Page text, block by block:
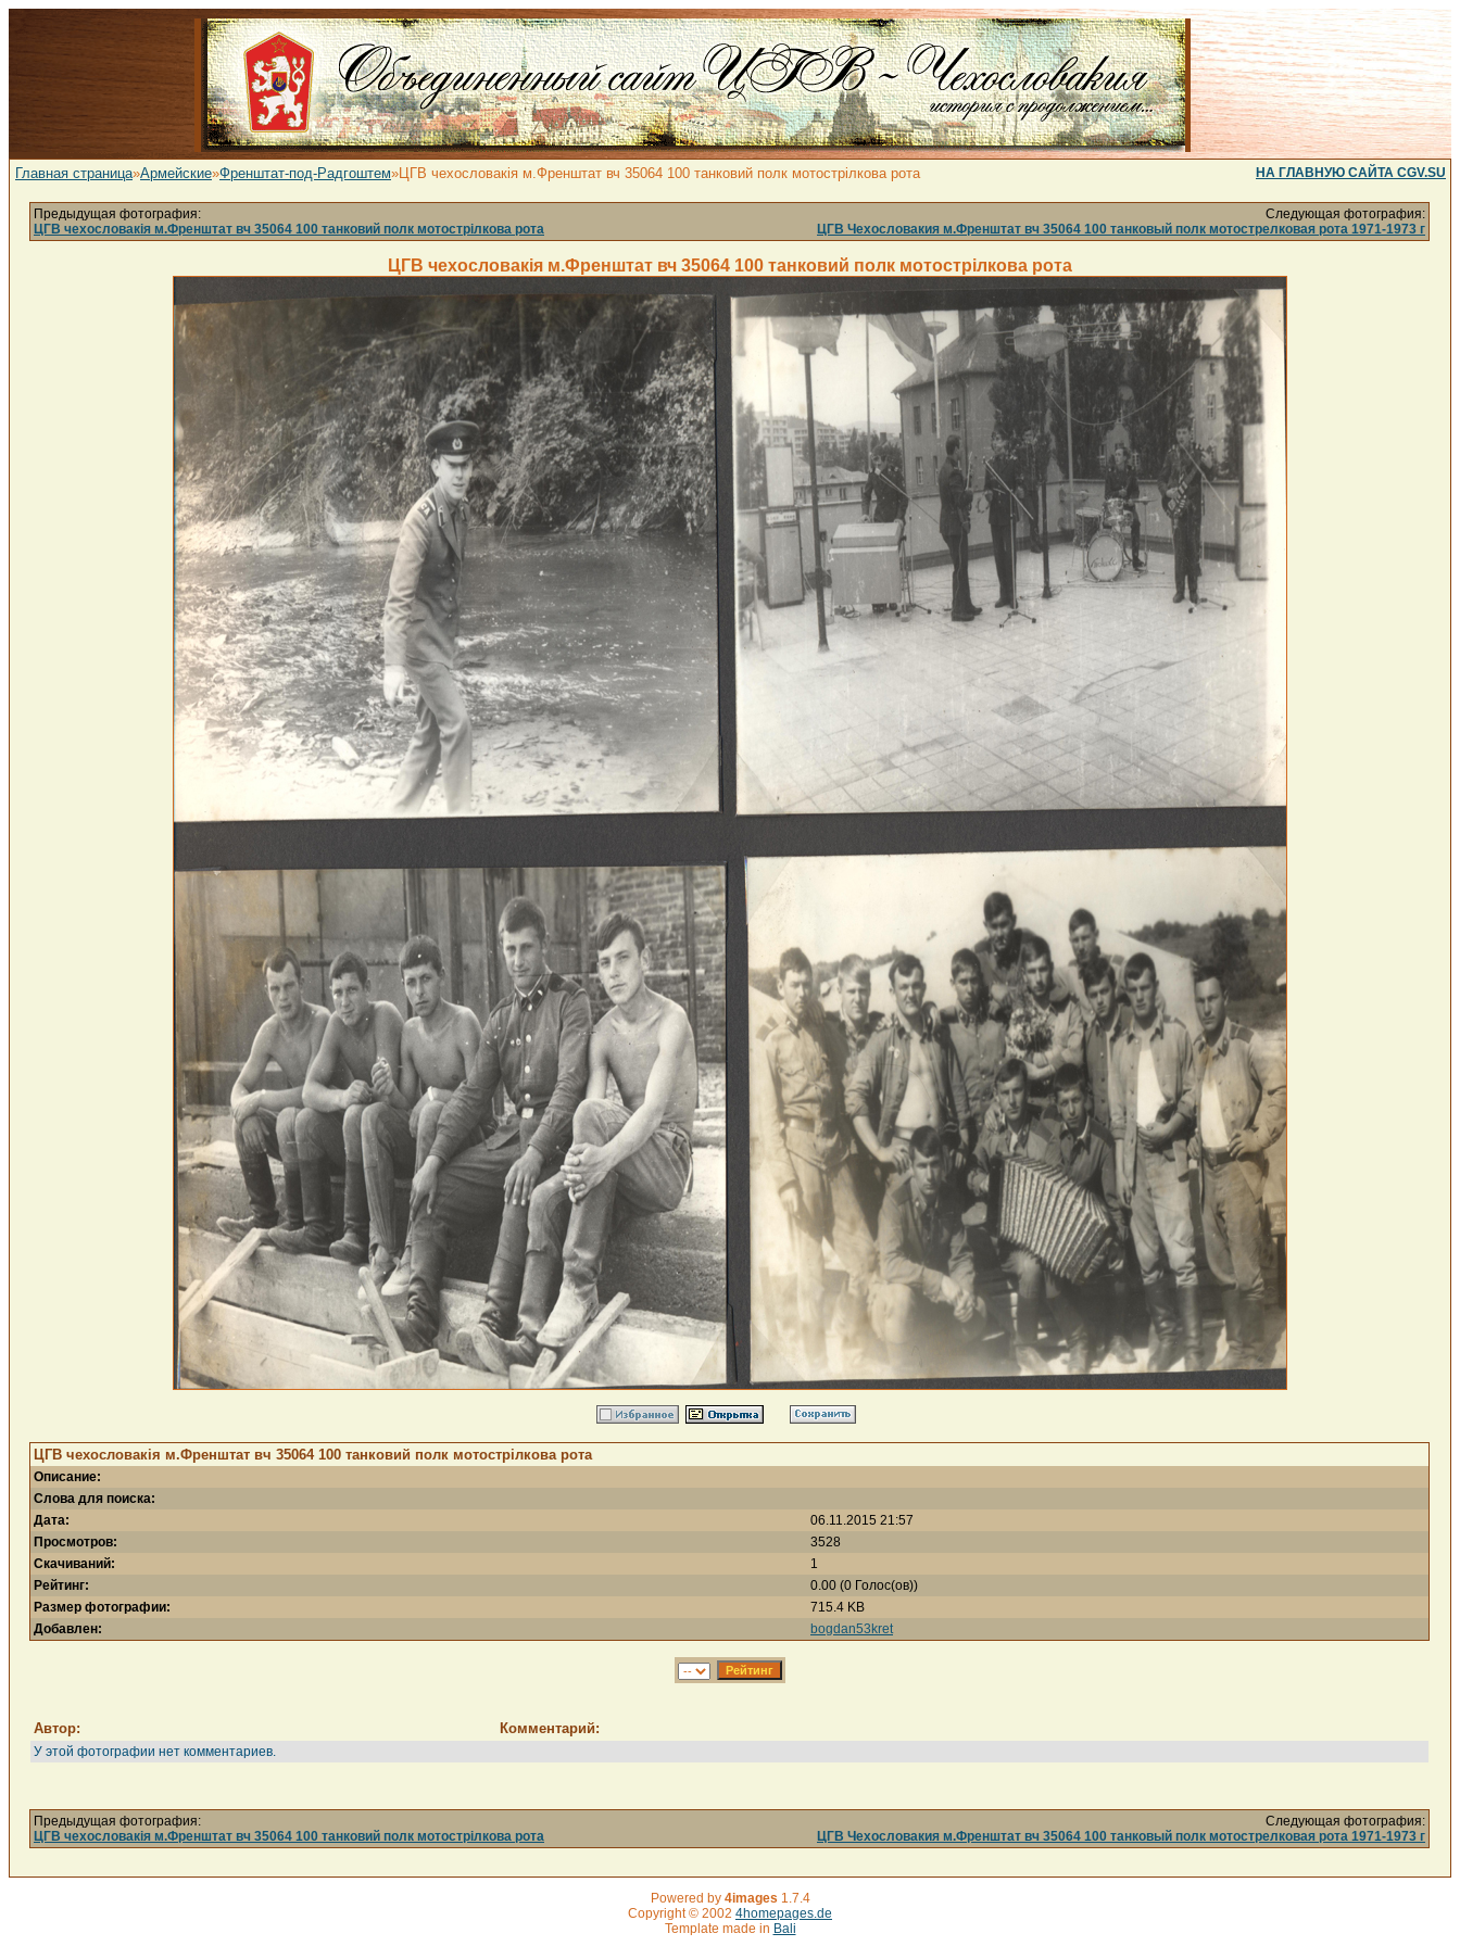
Главная страница»Армейские»Френштат-под-Радгоштем»ЦГВ чехословакія м.Френштат вч 35064 100 танковий полк мотострілкова рота НА ГЛАВНУЮ САЙТА CGV.SU
Предыдущая фотография:
ЦГВ чехословакія м.Френштат вч 35064 100 танковий полк мотострілкова рота
Следующая фотография:
ЦГВ Чехословакия м.Френштат вч 35064 100 танковый полк мотострелковая рота 1971-1973 г
ЦГВ чехословакія м.Френштат вч 35064 100 танковий полк мотострілкова рота
ЦГВ чехословакія м.Френштат вч 35064 100 танковий полк мотострілкова рота
Описание:
Слова для поиска:
Дата:
06.11.2015 21:57
Просмотров:
3528
Скачиваний:
1
Рейтинг:
0.00 (0 Голос(ов))
Размер фотографии:
715.4 KB
Добавлен:
bogdan53kret
Автор: Комментарий:
У этой фотографии нет комментариев.
Предыдущая фотография:
ЦГВ чехословакія м.Френштат вч 35064 100 танковий полк мотострілкова рота
Следующая фотография:
ЦГВ Чехословакия м.Френштат вч 35064 100 танковый полк мотострелковая рота 1971-1973 г
Powered by 4images 1.7.4
Copyright © 2002 4homepages.de
Template made in Bali